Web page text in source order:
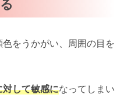
をうかがい、周囲の目を
して敏感になってしまい